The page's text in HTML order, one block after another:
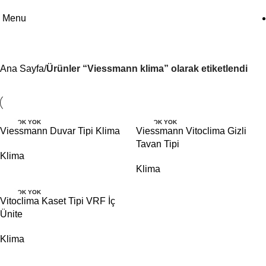
Menu
Ana Sayfa Ürünler “Viessmann klima” olarak etiketlendi
STOK YOK
Viessmann Duvar Tipi Klima
Klima
STOK YOK
Viessmann Vitoclima Gizli
Tavan Tipi
Klima
STOK YOK
Vitoclima Kaset Tipi VRF İç
Ünite
Klima